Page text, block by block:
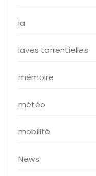
ia
laves torrentielles
mémoire
météo
mobilité
News